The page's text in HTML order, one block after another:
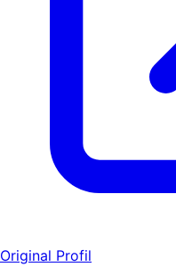
Original Profil